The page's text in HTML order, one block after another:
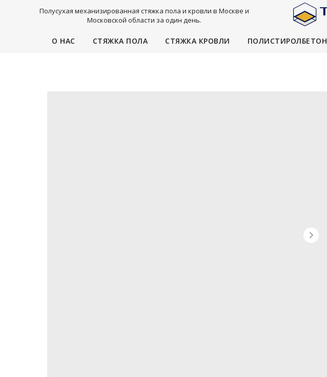
Полусухая механизированная стяжка пола и кровли в Москве и
Московской области за один день.
О НАС СТЯЖКА ПОЛА СТЯЖКА КРОВЛИ ПОЛИСТИРОЛБЕТОН